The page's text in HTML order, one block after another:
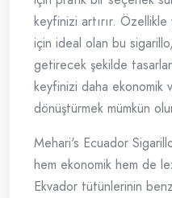
keyfinizi artırır.
için ideal olan bu
getirecek şekilde
keyfinizi daha ekonomik
dönüştürmek mümkün
Mehari's Ecuador
hem ekonomik hem de
Ekvador tütünlerinin